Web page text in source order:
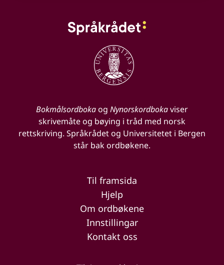
Bokmålsordbokaog Nynorskordbokaviser
skrivemåte og bøying i tråd med norsk
rettskriving. Språkrådet og Universitetet i Bergen
står bak ordbøkene.
Til framsida
Hjelp
Om ordbøkene
Innstillingar
Kontakt oss